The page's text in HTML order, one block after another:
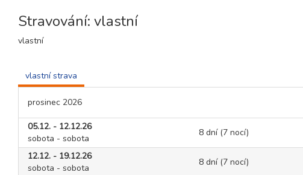
Stravování: vlastní
vlastní
vlastní strava
prosinec 2026
05.12. - 12.12.26
sobota - sobota
8 dní (7 nocí)
12.12. - 19.12.26
sobota - sobota
8 dní (7 nocí)